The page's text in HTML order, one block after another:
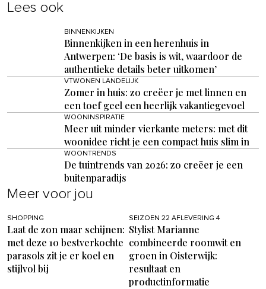
Lees ook
BINNENKIJKEN
Binnenkijken in een herenhuis in
Antwerpen: ‘De basis is wit, waardoor de
authentieke details beter uitkomen’
VTWONEN LANDELIJK
Zomer in huis: zo creëer je met linnen en
een toef geel een heerlijk vakantiegevoel
WOONINSPIRATIE
Meer uit minder vierkante meters: met dit
woonidee richt je een compact huis slim in
WOONTRENDS
De tuintrends van 2026: zo creëer je een
buitenparadijs
Meer voor jou
SHOPPING
Laat de zon maar schijnen:
met deze 10 bestverkochte
parasols zit je er koel en
stijlvol bij
SEIZOEN 22 AFLEVERING 4
Stylist Marianne
combineerde roomwit en
groen in Oisterwijk:
resultaat en
productinformatie